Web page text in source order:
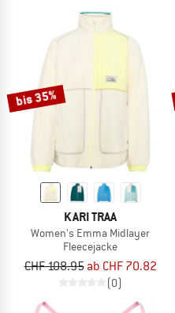
bis 35%
KARI TRAA
Women's Emma Midlayer
Fleecejacke
CHF 108.95 ab CHF 70.82
(0)